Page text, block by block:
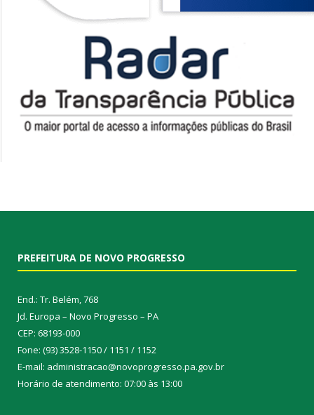
PREFEITURA DE NOVO PROGRESSO
End.: Tr. Belém, 768
Jd. Europa – Novo Progresso – PA
CEP: 68193-000
Fone: (93) 3528-1150 / 1151 / 1152
E-mail: administracao@novoprogresso.pa.gov.br
Horário de atendimento: 07:00 às 13:00